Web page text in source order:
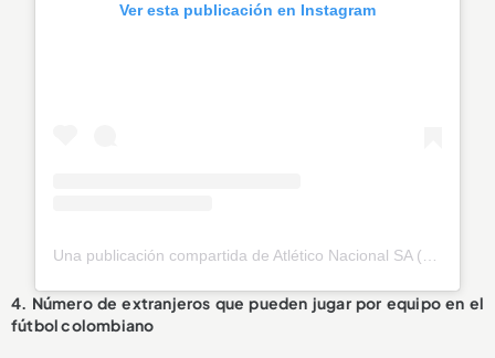
Ver esta publicación en Instagram
Una publicación compartida de Atlético Nacional SA (@nacionaloficial)
4. Número de extranjeros que pueden jugar por equipo en el
fútbol colombiano